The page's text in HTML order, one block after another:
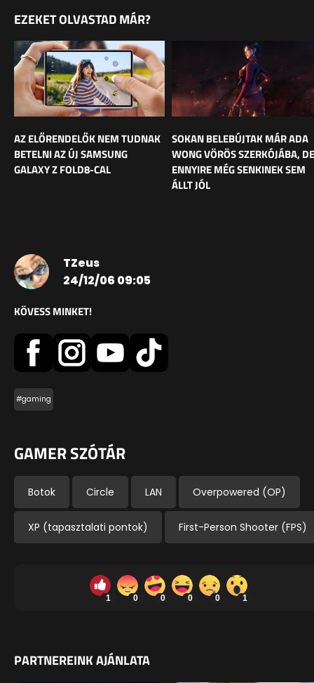
EZEKET OLVASTAD MÁR?
AZ ELŐRENDELŐK NEM TUDNAK
BETELNI AZ ÚJ SAMSUNG
GALAXY Z FOLD8-CAL
SOKAN BELEBÚJTAK MÁR ADA
WONG VÖRÖS SZERKÓJÁBA, DE
ENNYIRE MÉG SENKINEK SEM
ÁLLT JÓL
TZeus
24/12/06 09:05
KÖVESS MINKET!
#gaming
GAMER SZÓTÁR
Botok Circle LAN Overpowered (OP)
XP (tapasztalati pontok) First-Person Shooter (FPS)
1 0 0 0 0 1
PARTNEREINK AJÁNLATA